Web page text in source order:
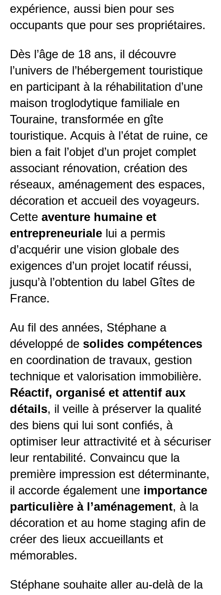
expérience, aussi bien pour ses
occupants que pour ses propriétaires.
Dès l’âge de 18 ans, il découvre
l’univers de l’hébergement touristique
en participant à la réhabilitation d’une
maison troglodytique familiale en
Touraine, transformée en gîte
touristique. Acquis à l’état de ruine, ce
bien a fait l’objet d’un projet complet
associant rénovation, création des
réseaux, aménagement des espaces,
décoration et accueil des voyageurs.
Cette aventure humaine et
entrepreneuriale lui a permis
d’acquérir une vision globale des
exigences d’un projet locatif réussi,
jusqu’à l’obtention du label Gîtes de
France.
Au fil des années, Stéphane a
développé de solides compétences
en coordination de travaux, gestion
technique et valorisation immobilière.
Réactif, organisé et attentif aux
détails, il veille à préserver la qualité
des biens qui lui sont confiés, à
optimiser leur attractivité et à sécuriser
leur rentabilité. Convaincu que la
première impression est déterminante,
il accorde également une importance
particulière à l’aménagement, à la
décoration et au home staging afin de
créer des lieux accueillants et
mémorables.
Stéphane souhaite aller au-delà de la